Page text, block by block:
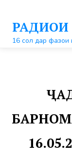
контентуРАДИОИ
16 сол дар фазои